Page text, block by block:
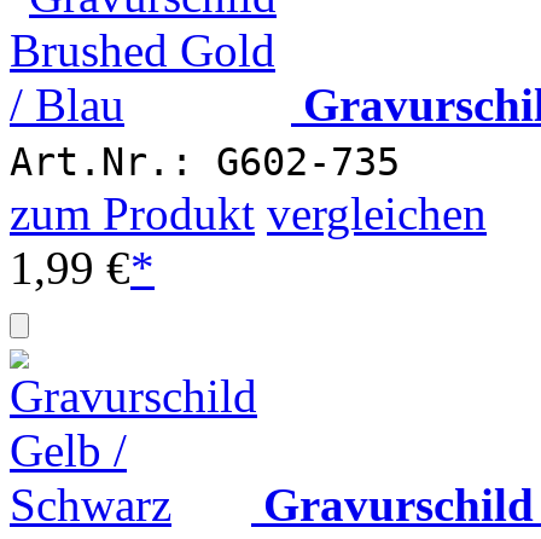
Art.Nr.: G602-735
zum Produkt vergleichen
1,99 €*